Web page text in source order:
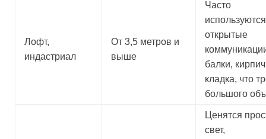
Лофт,
индастриал
От 3,5 метров и
выше
Часто
используются
открытые
балки,
кладка, что
большого
Ценятся
свет,